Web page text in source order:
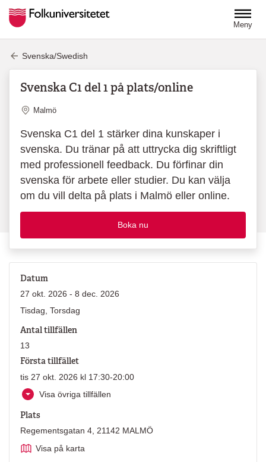
Meny
Svenska/Swedish
Svenska C1 del 1 på plats/online
Plats
Malmö
Svenska C1 del 1 stärker dina kunskaper i
svenska. Du tränar på att uttrycka dig skriftligt
med professionell feedback. Du förfinar din
svenska för arbete eller studier. Du kan välja
om du vill delta på plats i Malmö eller online.
Boka nu
Datum
27 okt. 2026 - 8 dec. 2026
Tisdag, Torsdag
Antal tillfällen
13
Första tillfället
tis 27 okt. 2026 kl 17:30-20:00
Visa övriga tillfällen
Plats
Regementsgatan 4, 21142 MALMÖ
Visa på karta